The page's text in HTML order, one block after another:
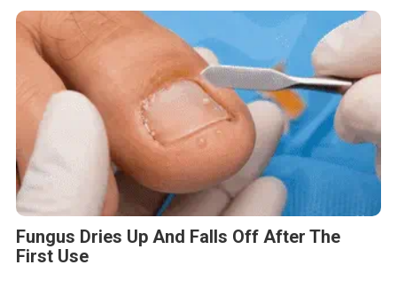
Fungus Dries Up And Falls Off After The
First Use